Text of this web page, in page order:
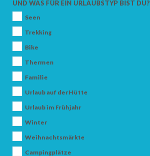
UND WAS FÜR EIN URLAUBSTYP BIST DU?
Seen
Trekking
Bike
Thermen
Familie
Urlaub auf der Hütte
Urlaub im Frühjahr
Winter
Weihnachtsmärkte
Campingplätze